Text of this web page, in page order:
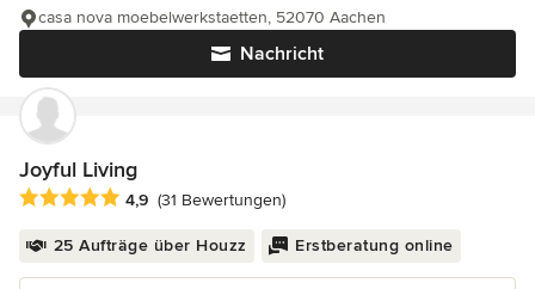
Nachricht
casa nova moebelwerkstaetten, 52070 Aachen
Joyful Living
Durchschnittliche Bewertung: 4.9 von 5 Sternen
4,9 (31 Bewertungen)
25 Aufträge über Houzz Erstberatung online